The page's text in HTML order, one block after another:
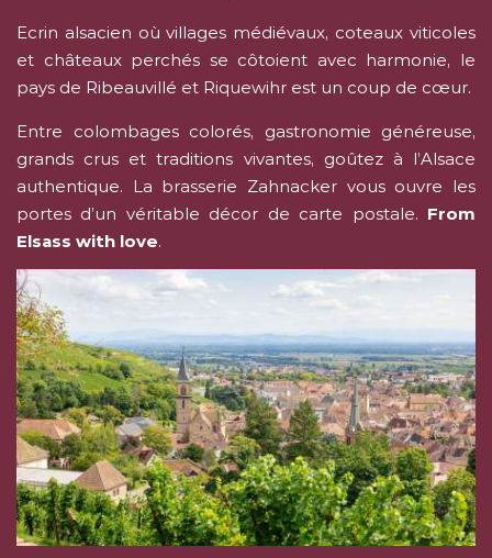
Ecrin alsacien où villages médiévaux, coteaux viticoles
et châteaux perchés se côtoient avec harmonie, le
pays de Ribeauvillé et Riquewihr est un coup de cœur.
Entre colombages colorés, gastronomie généreuse,
grands crus et traditions vivantes, goûtez à l’Alsace
authentique. La brasserie Zahnacker vous ouvre les
portes d’un véritable décor de carte postale. From
Elsass with love.